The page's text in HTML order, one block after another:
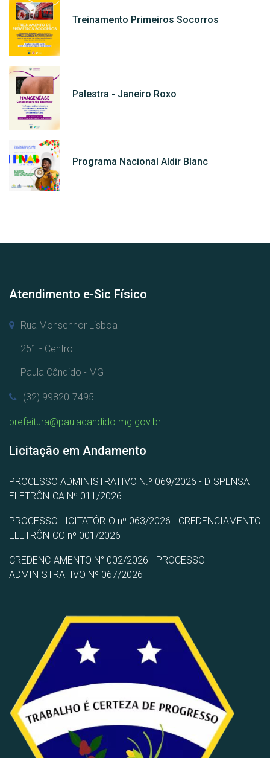
Treinamento Primeiros Socorros
Palestra - Janeiro Roxo
Programa Nacional Aldir Blanc
Atendimento e-Sic Físico
Rua Monsenhor Lisboa
251 - Centro
Paula Cândido - MG
(32) 99820-7495
prefeitura@paulacandido.mg.gov.br
Licitação em Andamento
PROCESSO ADMINISTRATIVO N.º 069/2026 - DISPENSA
ELETRÔNICA Nº 011/2026
PROCESSO LICITATÓRIO nº 063/2026 - CREDENCIAMENTO
ELETRÔNICO nº 001/2026
CREDENCIAMENTO N° 002/2026 - PROCESSO
ADMINISTRATIVO Nº 067/2026